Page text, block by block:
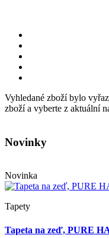
Vyhledané zboží bylo
zboží a vyberte z aktuální
Novinky
Novinka
Tapety
Tapeta na zeď, PURE